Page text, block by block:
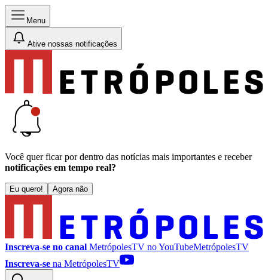
Menu
Ative nossas notificações
Você quer ficar por dentro das notícias mais importantes e receber
notificações em tempo real?
Eu quero! Agora não
Inscreva-se no canal MetrópolesTV noYouTubeMetrópolesTV
Inscreva-se na MetrópolesTV